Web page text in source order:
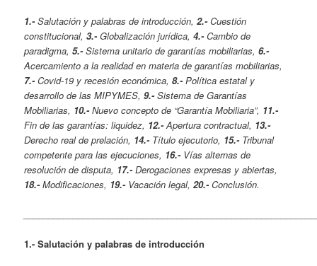
1.-Salutación y palabras de introducción,2.-Cuestión
constitucional,3.-Globalización jurídica,4.-Cambio de
paradigma, 5.-Sistema unitario de garantías mobiliarias,6.-
Acercamiento a la realidad en materia de garantías mobiliarias,
7.-Covid-19 y recesión económica,8.-Política estatal y
desarrollo de las MIPYMES,9.-Sistema de Garantías
Mobiliarias, 10.-Nuevo concepto de “Garantía Mobiliaria”, 11.-
Fin de las garantías: liquidez, 12.-Apertura contractual, 13.-
Derecho real de prelación, 14.-Título ejecutorio, 15.-Tribunal
competente para las ejecuciones, 16.-Vías alternas de
resolución de disputa, 17.-Derogaciones expresas y abiertas,
18.-Modificaciones, 19.-Vacación legal,20.-Conclusión.
1.- Salutación y palabras de introducción